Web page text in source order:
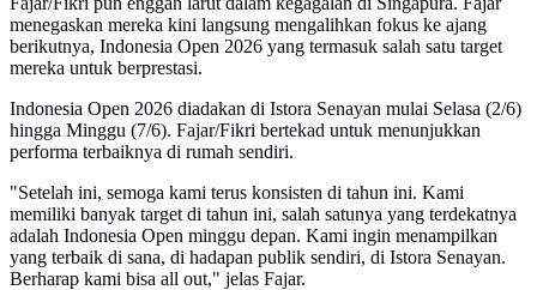
menegaskan mereka kini langsung mengalihkan fokus ke ajang
berikutnya, Indonesia Open 2026 yang termasuk salah satu target
mereka untuk berprestasi.
Indonesia Open 2026 diadakan di Istora Senayan mulai Selasa (2/6)
hingga Minggu (7/6). Fajar/Fikri bertekad untuk menunjukkan
performa terbaiknya di rumah sendiri.
"Setelah ini, semoga kami terus konsisten di tahun ini. Kami
memiliki banyak target di tahun ini, salah satunya yang terdekatnya
adalah Indonesia Open minggu depan. Kami ingin menampilkan
yang terbaik di sana, di hadapan publik sendiri, di Istora Senayan.
Berharap kami bisa all out," jelas Fajar.